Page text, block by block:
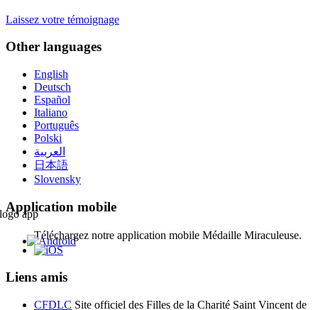
Laissez votre témoignage
Other languages
English
Deutsch
Español
Italiano
Português
Polski
العربية
日本語
Slovensky
Application mobile
Téléchargez notre application mobile Médaille Miraculeuse.
Liens amis
CFDLC Site officiel des Filles de la Charité Saint Vincent de